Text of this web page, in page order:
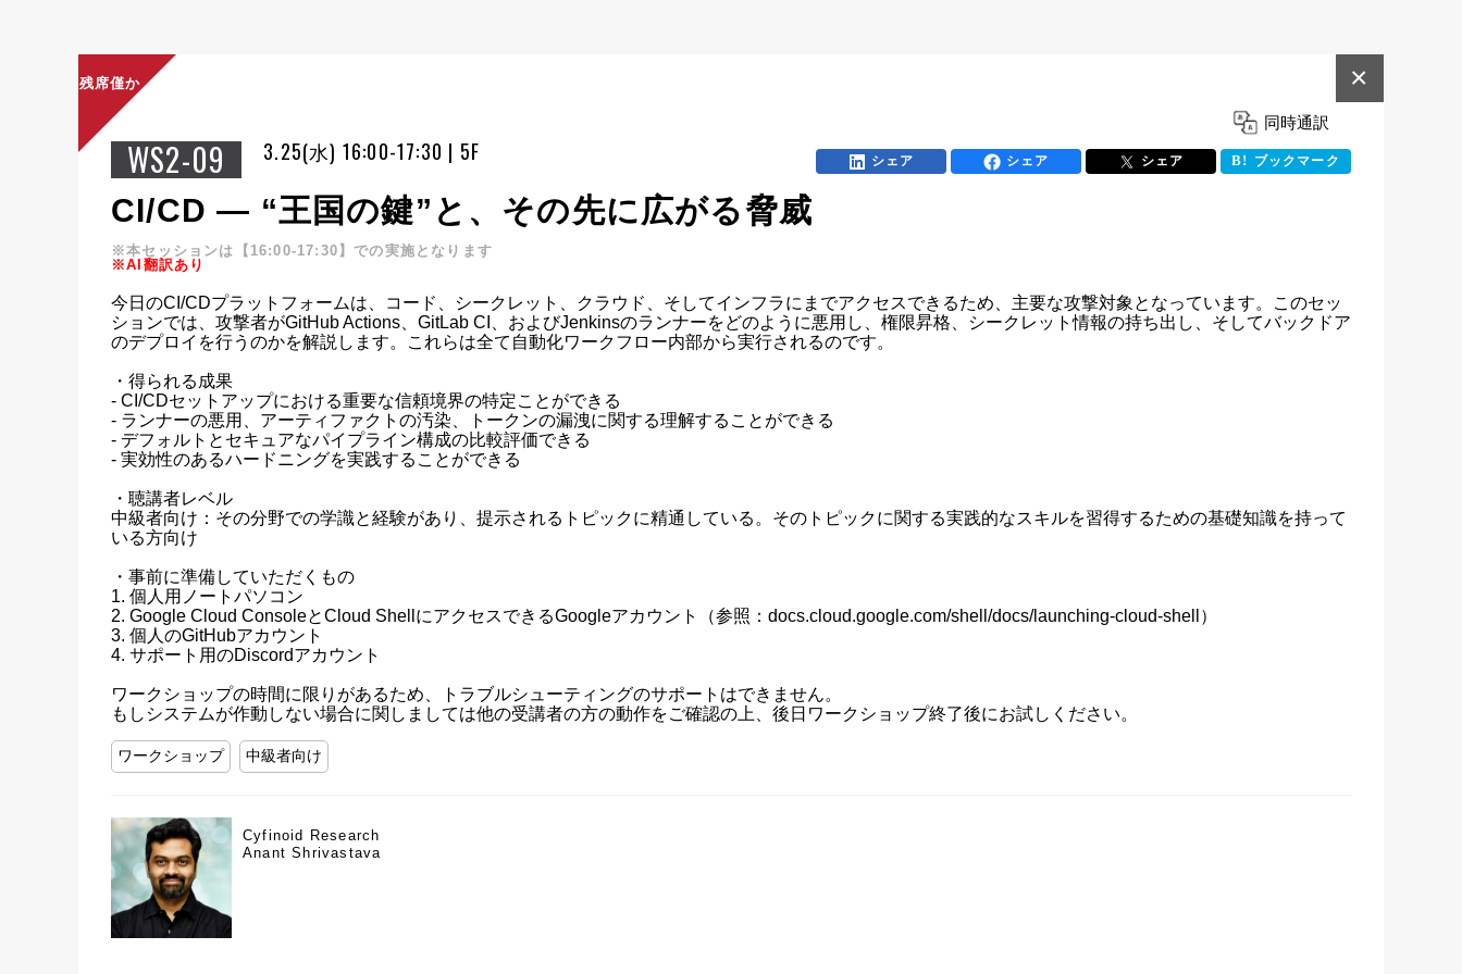
同時通訳
WS2-09 3.25(水) 16:00-17:30 | 5F
×
シェア シェア シェア ブックマーク
残席僅か
CI/CD ― “王国の鍵”と、その先に広がる脅威
※本セッションは【16:00-17:30】での実施となります
※AI翻訳あり
今日のCI/CDプラットフォームは、コード、シークレット、クラウド、そしてインフラにまでアクセスできるため、主要な攻撃対象となっています。このセッ
ションでは、攻撃者がGitHub Actions、GitLab CI、およびJenkinsのランナーをどのように悪用し、権限昇格、シークレット情報の持ち出し、そしてバックドア
のデプロイを行うのかを解説します。これらは全て自動化ワークフロー内部から実行されるのです。
・得られる成果
- CI/CDセットアップにおける重要な信頼境界の特定ことができる
- ランナーの悪用、アーティファクトの汚染、トークンの漏洩に関する理解することができる
- デフォルトとセキュアなパイプライン構成の比較評価できる
- 実効性のあるハードニングを実践することができる
・聴講者レベル
中級者向け：その分野での学識と経験があり、提示されるトピックに精通している。そのトピックに関する実践的なスキルを習得するための基礎知識を持って
いる方向け
・事前に準備していただくもの
1. 個人用ノートパソコン
2. Google Cloud ConsoleとCloud ShellにアクセスできるGoogleアカウント（参照：docs.cloud.google.com/shell/docs/launching-cloud-shell）
3. 個人のGitHubアカウント
4. サポート用のDiscordアカウント
ワークショップの時間に限りがあるため、トラブルシューティングのサポートはできません。
もしシステムが作動しない場合に関しましては他の受講者の方の動作をご確認の上、後日ワークショップ終了後にお試しください。
ワークショップ 中級者向け
Cyfinoid Research
Anant Shrivastava